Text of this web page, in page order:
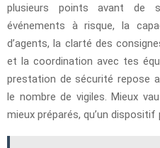
plusieurs points avant de
événements à risque, la
d’agents, la clarté des
et la coordination avec tes
prestation de sécurité repose
le nombre de vigiles. Mieux
mieux préparés, qu’un dispositif